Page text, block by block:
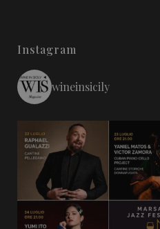
Instagram
wineinsicily